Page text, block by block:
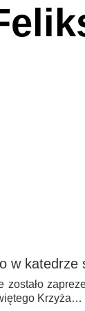
w katedrze
Krzyża…